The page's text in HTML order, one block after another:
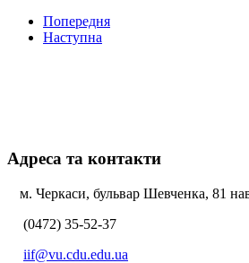
Попередня
Наступна
Адреса та контакти
м. Черкаси, бульвар Шевченка, 81
(0472) 35-52-37
iif@vu.cdu.edu.ua